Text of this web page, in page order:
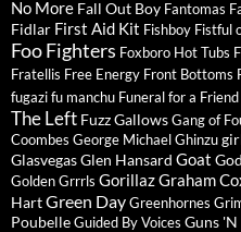
No More Fall Out Boy Fantomas
Fidlar First Aid Kit Fishboy Fistful
Foo Fighters Foxboro Hot Tubs
Fratellis Free Energy Front Bottoms
fugazifu manchu Funeral for a Friend
The Left FuzzGallowsGang of
Coombes George MichaelGhinzu
GlasvegasGlen Hansard Goat
Golden Grrrls GorillazGraham
HartGreen DayGreenhornes
PoubelleGuided By Voices Guns 'N